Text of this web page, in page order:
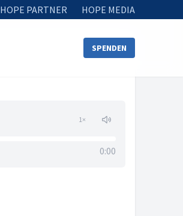
HOPE PARTNER HOPE MEDIA
SPENDEN
1×
0:00